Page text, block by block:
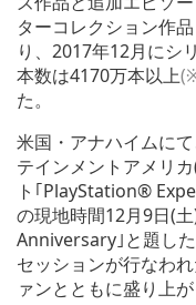
ターコレクション作
り、2017年12月にシ
本数は4170万本以上
た。
米国・アナハイムに
テインメントアメリ
ト｢PlayStation®
の現地時間12月9日(
Anniversary｣と題し
セッションが行なわ
ァンとともに盛り上